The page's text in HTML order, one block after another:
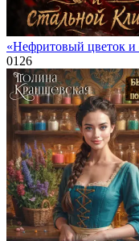
«Нефритовый цветок и
0126